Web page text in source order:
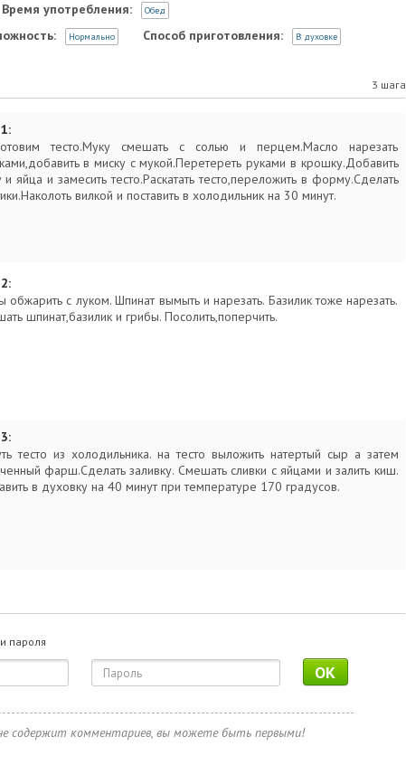
Время употребления: Обед
Нормально Способ приготовления: В духовке
3 шага
тесто.Муку смешать с солью и перцем.Масло нарезать
в миску с мукой.Перетереть руками в крошку.Добавить
яйца и замесить тесто.Раскатать тесто,переложить в форму.Сделать
вилкой и поставить в холодильник на 30 минут.
обжарить с луком. Шпинат вымыть и нарезать. Базилик тоже нарезать.
шпинат,базилик и грибы. Посолить,поперчить.
тесто из холодильника. на тесто выложить натертый сыр а затем
фарш.Сделать заливку. Смешать сливки с яйцами и залить киш.
в духовку на 40 минут при температуре 170 градусов.
пароля
OK
содержит комментариев, вы можете быть первыми!